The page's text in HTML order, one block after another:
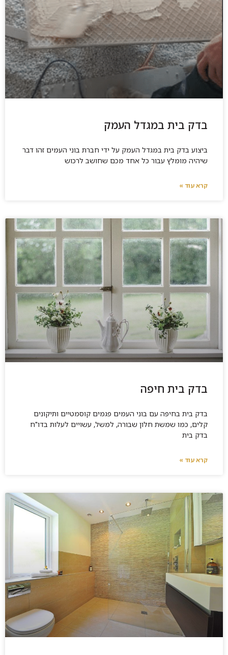
בדק בית במגדל העמק
ביצוע בדק בית במגדל העמק על ידי חברת בוני העמים זהו דבר
שיהיה מומלץ עבור כל אחד מכם שחושב לרכוש
קרא עוד »
בדק בית חיפה
בדק בית בחיפה עם בוני העמים פגמים קוסמטיים ותיקונים
קלים, כמו שמשת חלון שבורה, למשל, עשויים לעלות בדו"ח
בדק בית
קרא עוד »